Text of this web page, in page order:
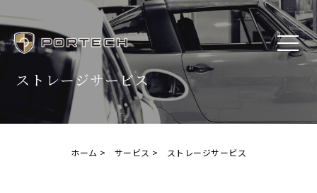
ストレージサービス
ホーム サービス ストレージサービス